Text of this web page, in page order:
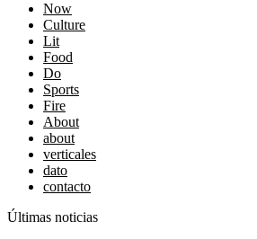
Now
Culture
Lit
Food
Do
Sports
Fire
About
about
verticales
dato
contacto
Últimas noticias